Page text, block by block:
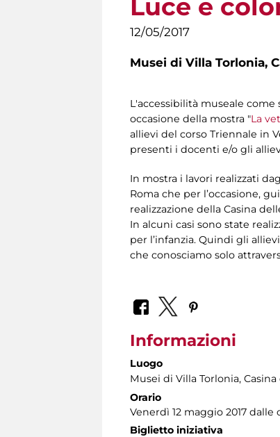
Luce e
12/05/2017
Musei di Villa Torlonia,
L'accessibilità museale
occasione della mostra "La
allievi del corso Triennale in
presenti i docenti e/o gli
In mostra i lavori realizzati
Roma che per l’occasione,
realizzazione della Casina
In alcuni casi sono state
per l’infanzia. Quindi gli
che conosciamo solo
Informazioni
Luogo
Musei di Villa Torlonia,
Orario
Venerdì 12 maggio 2017 dalle
Biglietto iniziativa